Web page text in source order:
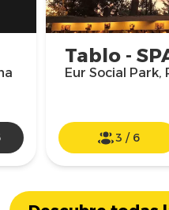
Tablo -
Eur Social Park,
3 / 6